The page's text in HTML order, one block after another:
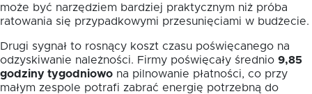
może być narzędziem bardziej praktycznym niż próba
ratowania się przypadkowymi przesunięciami w budżecie.
Drugi sygnał to rosnący koszt czasu poświęcanego na
odzyskiwanie należności. Firmy poświęcały średnio 9,85
godziny tygodniowo na pilnowanie płatności, co przy
małym zespole potrafi zabrać energię potrzebną do